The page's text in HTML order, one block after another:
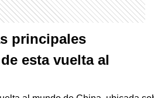
principales
esta vuelta al